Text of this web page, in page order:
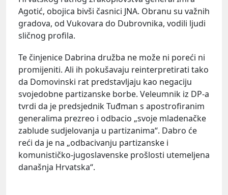
Agotić, obojica bivši časnici JNA. Obranu su važnih
gradova, od Vukovara do Dubrovnika, vodili ljudi
sličnog profila.
Te činjenice Dabrina družba ne može ni poreći ni
promijeniti. Ali ih pokušavaju reinterpretirati tako
da Domovinski rat predstavljaju kao negaciju
svojedobne partizanske borbe. Veleumnik iz DP-a
tvrdi da je predsjednik Tuđman s apostrofiranim
generalima prezreo i odbacio „svoje mladenačke
zablude sudjelovanja u partizanima“. Dabro će
reći da je na „odbacivanju partizanske i
komunističko-jugoslavenske prošlosti utemeljena
današnja Hrvatska“.